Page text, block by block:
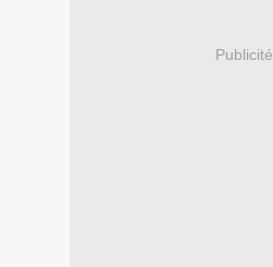
Publicité